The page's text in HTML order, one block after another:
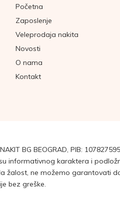
Početna
Zaposlenje
Veleprodaja nakita
Novosti
O nama
Kontakt
BG BEOGRAD, PIB:
informativnog karaktera i
žalost, ne možemo garantovati
bez greške.